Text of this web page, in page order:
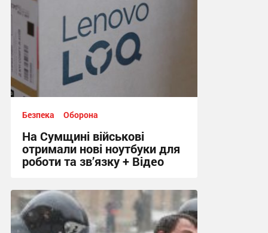
Безпека Оборона
На Сумщині військові
отримали нові ноутбуки для
роботи та зв’язку + Відео
20:28, 27.09.2025